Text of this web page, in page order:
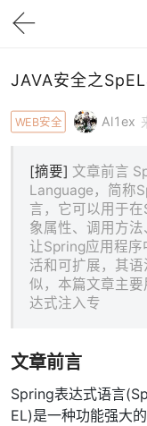
JAVA安全之
WEB安全 Al1ex
[摘要] 文章前言
Language，简称
言，它可以用于
象属性、调用方
让Spring应用程序
活和可扩展，其
似，本篇文章主要
达式注入专
文章前言
Spring表达式语言
EL)是一种功能强大